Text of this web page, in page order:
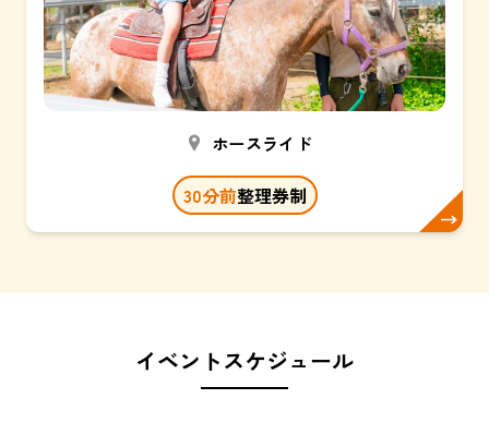
ホースライド
30分前整理券制
イベントスケジュール